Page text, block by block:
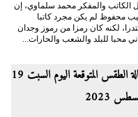
الكاتب والمفكر محمد سلماوي، إن
محفوظ لم يكن مجرد كاتبا
لكنه كان رمزا من رموز وجدان
للبلد والشعب والحارات...
حالة الطقس المتوقعة اليوم السبت 19
2023